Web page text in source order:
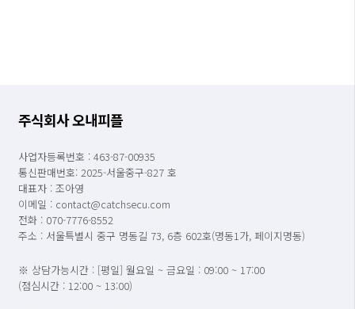
주식회사 오내피플
사업자등록번호 : 463-87-00935
통신판매번호: 2025-서울중구-827 호
대표자 : 조아영
이메일 : contact@catchsecu.com
전화 : 070-7776-8552
주소 : 서울특별시 중구 명동길 73, 6층 602호(명동1가, 페이지명동)
※ 상담가능시간 : [평일] 월요일 ~ 금요일 : 09:00 ~ 17:00
(점심시간 : 12:00 ~ 13:00)